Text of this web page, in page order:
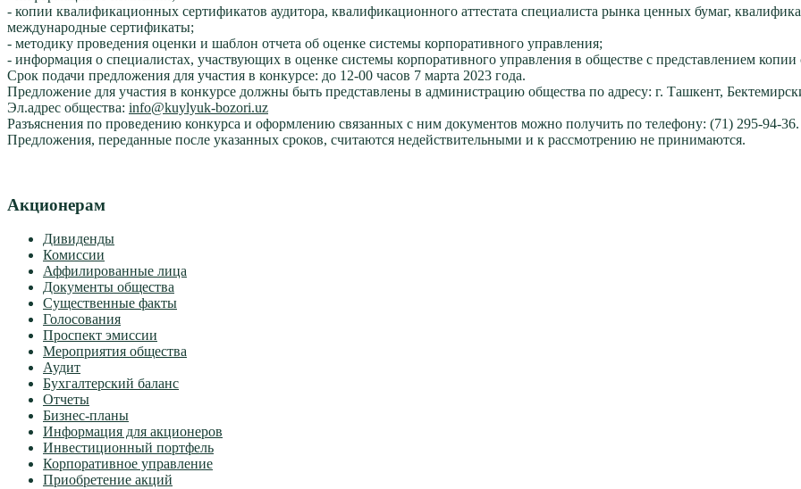
- копии квалификационных сертификатов аудитора, квалификационного аттестата специалиста рынка ценных бумаг,
международные сертификаты;
- методику проведения оценки и шаблон отчета об оценке системы корпоративного управления;
- информация о специалистах, участвующих в оценке системы корпоративного управления в обществе с представлением
Срок подачи предложения для участия в конкурсе: до 12-00 часов 7 марта 2023 года.
Предложение для участия в конкурсе должны быть представлены в администрацию общества по адресу: г. Ташкент,
Эл.адрес общества: info@kuylyuk-bozori.uz
Разъяснения по проведению конкурса и оформлению связанных с ним документов можно получить по телефону: (71) 295-94-36.
Предложения, переданные после указанных сроков, считаются недействительными и к рассмотрению не принимаются.
Акционерам
Дивиденды
Комиссии
Аффилированные лица
Документы общества
Существенные факты
Голосования
Проспект эмиссии
Мероприятия общества
Аудит
Бухгалтерский баланс
Отчеты
Бизнес-планы
Информация для акционеров
Инвестиционный портфель
Корпоративное управление
Приобретение акций